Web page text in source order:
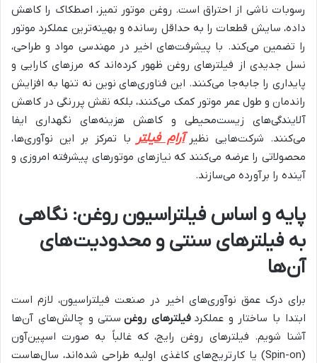
رسوبات ناشی از احتراق است. روغن موتور تمیز، اصطکاک را کاهش
داده، سایش قطعات را به حداقل رسانده و بهینه‌ترین عملکرد موتور
را تضمین می‌کند. با پیشرفت‌های اخیر در مهندسی مواد و طراحی،
نسل جدیدی از فیلترهای روغن ظهور کرده‌اند که مرزهای کارایی و
پایداری را جابه‌جا می‌کنند. این فناوری‌های نوین نه تنها به افزایش
راندمان و طول عمر موتور کمک می‌کنند، بلکه نقش پررنگی در کاهش
آلایندگی‌های زیست‌محیطی و کاهش هزینه‌های نگهداری ایفا
می‌کنند. شرکت‌هایی نظیر آرام فیلتر با تمرکز بر این نوآوری‌ها،
محصولاتی را عرضه می‌کنند که نیازهای موتورهای پیشرفته امروزی و
آینده را برآورده می‌سازند.
پایه و اساس فیلتراسیون روغن: نگاهی
به فیلترهای سنتی و محدودیت‌های
آن‌ها
برای درک عمق نوآوری‌های اخیر در صنعت فیلتراسیون، لازم است
ابتدا با ساختار و عملکرد فیلترهای روغن سنتی و چالش‌های آن‌ها
آشنا شویم. فیلترهای روغن رایج، که غالباً به صورت اسپین‌آون
(Spin-on) یا کارتریج‌های کاغذی اولیه طراحی شده‌اند، سال‌هاست